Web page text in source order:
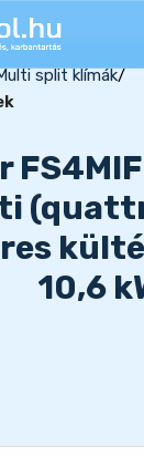
split klímák
10,6
nagyításhoz